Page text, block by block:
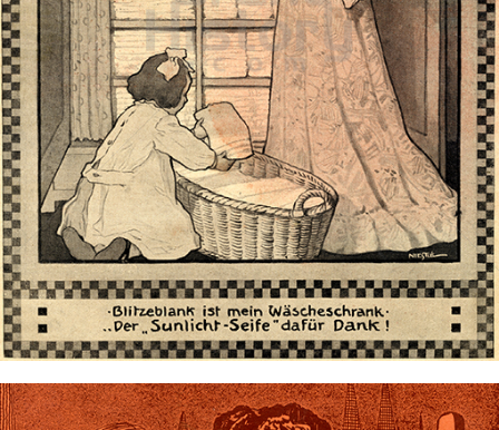
Sunlicht
Unilever Austria - Deutschland - Schweiz
1908
Bild-ID: 73509